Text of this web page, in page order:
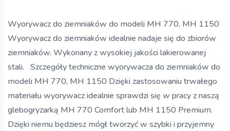
Wyorywacz do ziemniaków do modeli MH 770, MH 1150
Wyorywacz do ziemniaków idealnie nadaje się do zbiorów
ziemniaków. Wykonany z wysokiej jakości lakierowanej
stali. Szczegóły techniczne wyorywacza do ziemniaków do
modeli MH 770, MH 1150 Dzięki zastosowaniu trwałego
materiału wyorywacz idealnie sprawdzi się w pracy z naszą
glebogryzarką MH 770 Comfort lub MH 1150 Premium.
Dzięki niemu będziesz mógł tworzyć w szybki i przyjemny